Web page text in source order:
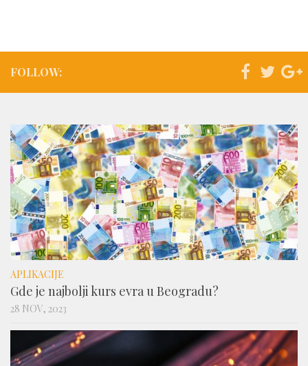
FOLLOW:
APLIKACIJE
Gde je najbolji kurs evra u Beogradu?
28 NOV, 2023